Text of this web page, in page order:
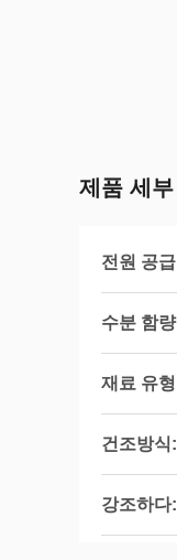
제품 세
전원 공
수분 함
재료 유
건조방식:
강조하다: